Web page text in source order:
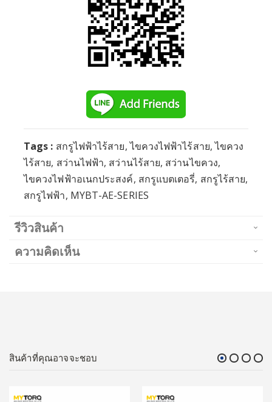
Tags : สกรูไฟฟ้าไร้สาย, ไขควงไฟฟ้าไร้สาย, ไขควง
ไร้สาย, สว่านไฟฟ้า, สว่านไร้สาย, สว่านไขควง,
ไขควงไฟฟ้าอเนกประสงค์, สกรูแบตเตอรี่, สกรูไร้สาย,
สกรูไฟฟ้า, MYBT-AE-SERIES
รีวิวสินค้า
ความคิดเห็น
สินค้าที่คุณอาจจะชอบ